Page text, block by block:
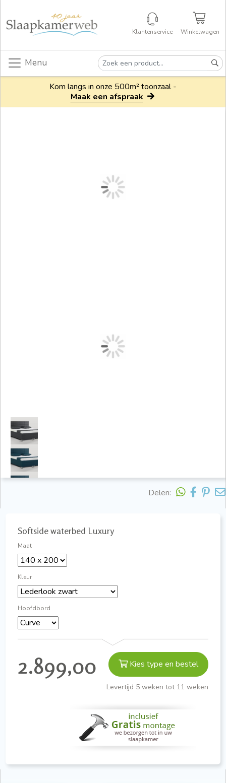
Klantenservice Winkelwagen
Menu
Kom langs in onze 500m² toonzaal -
Maak een afspraak
Delen:
Softside waterbed Luxury
Maat
Kleur
Hoofdbord
2.899,00 Kies type en bestel
Levertijd 5 weken tot 11 weken